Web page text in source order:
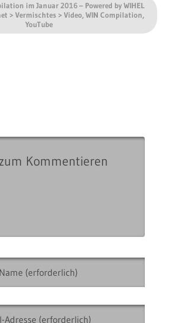
im Januar 2016 – Powered by WIHEL
> Vermischtes > Video, WIN Compilation,
YouTube